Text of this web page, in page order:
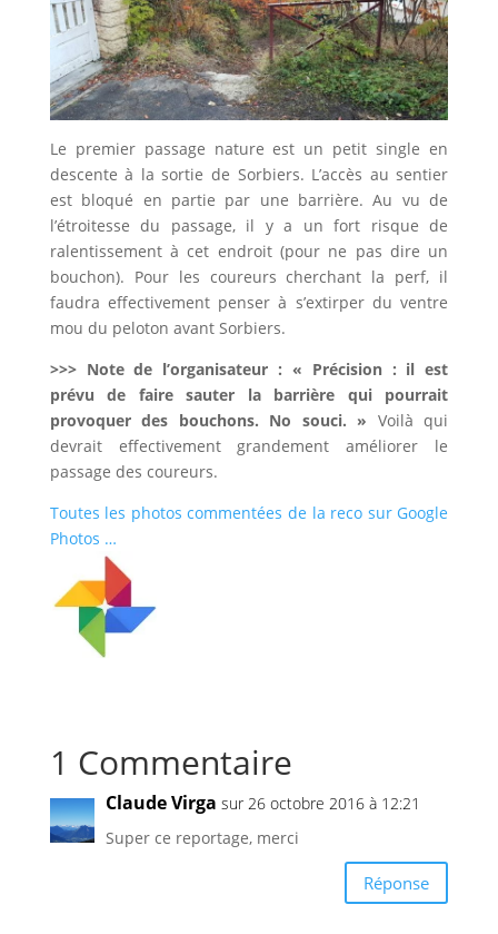
Le premier passage nature est un petit single en
descente à la sortie de Sorbiers. L’accès au sentier
est bloqué en partie par une barrière. Au vu de
l’étroitesse du passage, il y a un fort risque de
ralentissement à cet endroit (pour ne pas dire un
bouchon). Pour les coureurs cherchant la perf, il
faudra effectivement penser à s’extirper du ventre
mou du peloton avant Sorbiers.
>>> Note de l’organisateur : « Précision : il est
prévu de faire sauter la barrière qui pourrait
provoquer des bouchons. No souci. » Voilà qui
devrait effectivement grandement améliorer le
passage des coureurs.
Toutes les photos commentées de la reco sur Google
Photos …
1 Commentaire
Claude Virga sur 26 octobre 2016 à 12:21
Super ce reportage, merci
Réponse